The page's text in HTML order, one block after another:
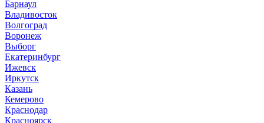
Барнаул
Владивосток
Волгоград
Воронеж
Выборг
Екатеринбург
Ижевск
Иркутск
Казань
Кемерово
Краснодар
Красноярск